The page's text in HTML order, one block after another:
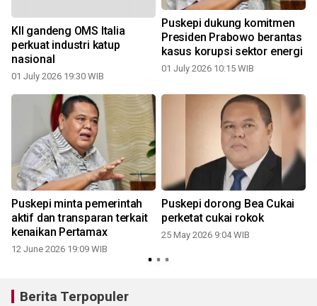
KII gandeng OMS Italia
perkuat industri katup
nasional
01 July 2026 19:30 WIB
Puskepi dukung komitmen
Presiden Prabowo berantas
kasus korupsi sektor energi
01 July 2026 10:15 WIB
Puskepi minta pemerintah
aktif dan transparan terkait
kenaikan Pertamax
12 June 2026 19:09 WIB
Puskepi dorong Bea Cukai
perketat cukai rokok
25 May 2026 9:04 WIB
Berita Terpopuler